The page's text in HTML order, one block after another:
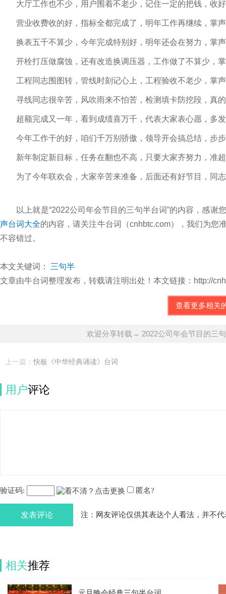
大厅工作也不少，用户围着不老少，记住一定的把钱，收
营业收费收的好，指标全都完成了，明年工作再继续，掌
换表五千不算少，今年完成特别好，明年还会在努力，掌
开栓打压做腐蚀，还有改造换调压器，工作做了不算少，
工程同志围图转，管线时刻记心上，工程验收不老少，掌
寻线同志很辛苦，风吹雨来不怕苦，检测填卡防挖段，真
超额完成又一年，看到成绩喜万千，代表大家表心愿，多
今年工作干的好，咱们千万别骄傲，领导开会搞总结，步
新年制定新目标，任务在翻也不高，只要大家齐努力，准
为了今年联欢会，大家辛苦来准备，后面还有好节目，同
以上就是“2022公司年会节目的三句半台词”的内容，感谢
声台词大全的内容，请关注牛台词（cnhbtc.com），我们为您
不容错过。
本文关键词： 三句半
文章由牛台词整理发布，转载请注明出处！本文链接：http://
查看更多相关
欢迎分享转载→ 2022公司年会节目的三
上一篇：快板《中华经典诵读》台词
用户评论
验证码: 匿名?
发表评论 注：网友评论仅供其表达个人看法，并不
相关推荐